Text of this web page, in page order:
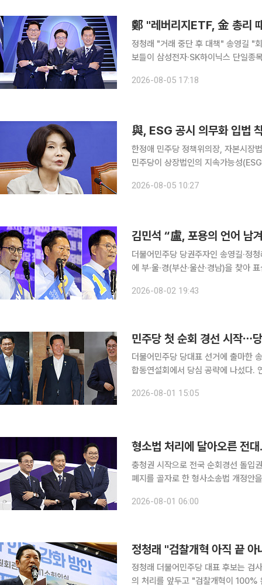
정청래 "거래 중단 후 대책" 송영길 "회복 기회 차단 위험" 더불
보들이 삼성전자·SK하이닉스 단일종
차 방송토론회에서 레버리지 ETF발
2026-08-05 17:18
與, ESG 공시 의무화 입법
한정애 민주당 정책위의장, 자본시장법
민주당이 상장법인의 지속가능성
2026-08-05 10:27
김민석 “盧, 포용의 언어 남
더불어민주당 당권주자인 송영길·정
에 부·울·경(부산·울산·경남)을 찾아
산전시컨벤션센터에서 열린 당대표
2026-08-02 19:43
민주당 첫 순회 경선 시작⋯
더불어민주당 당대표 선거에 출마한
합동연설회에서 당심 공략에 나섰다. 연합뉴스에 따르면 민주당은 이날 충남 공주 충남교통연수원
28일부터 31일까지 대전ㆍ충남ㆍ세
2026-08-01 15:05
형소법 처리에 달아오른 전
충청권 시작으로 전국 순회경선 돌입권리당원 표심 향방 주
폐지를 골자로 한 형사소송법 개정안
재명 정부의 개혁 과제를 완수할 적
2026-08-01 06:00
정청래 "검찰개혁 아직 끝
정청래 더불어민주당 대표 후보는 검
의 처리를 앞두고 "검찰개혁이 100%